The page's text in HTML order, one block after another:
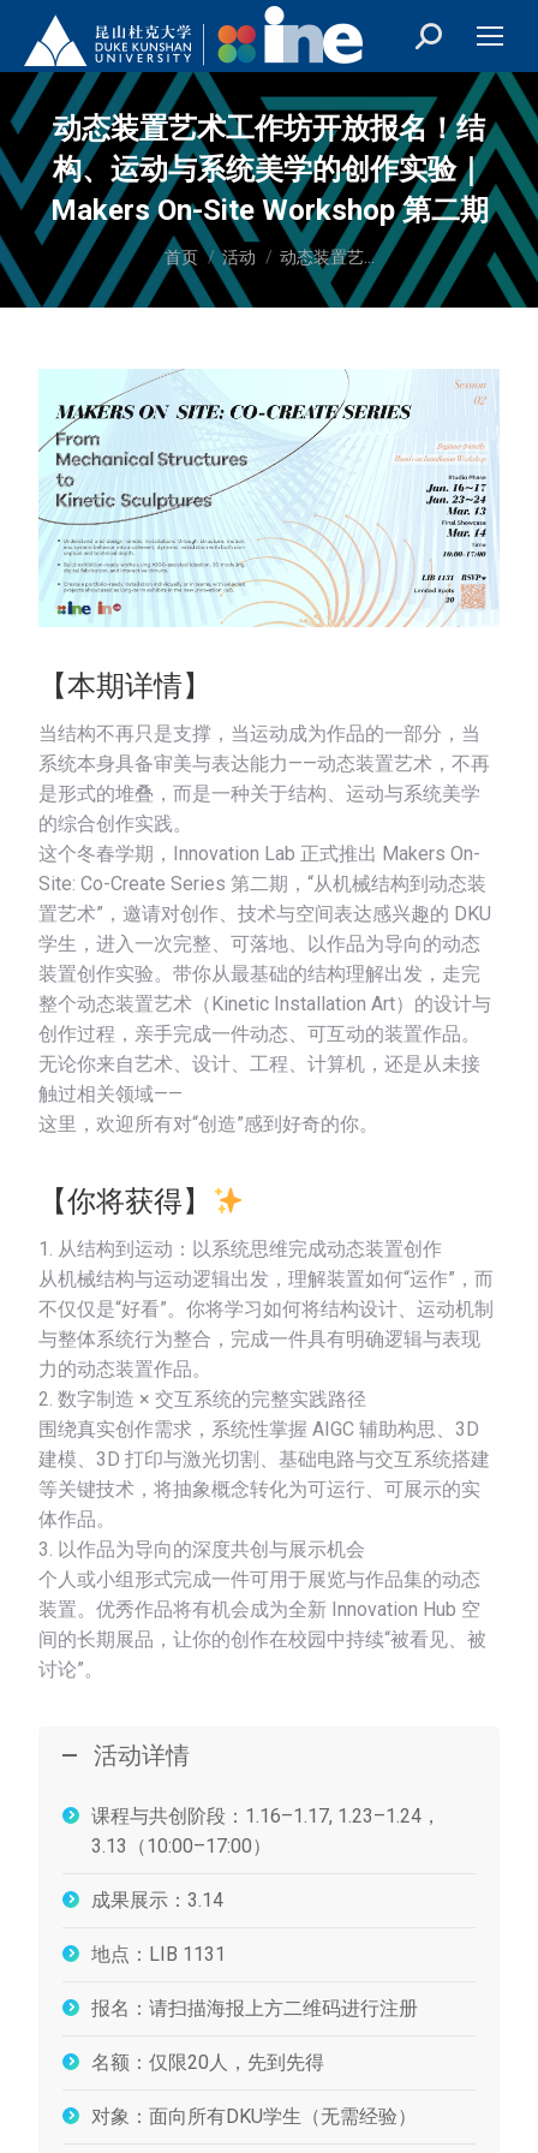
动态装置艺术工作坊开放报名！结
构、运动与系统美学的创作实验｜
Makers On-Site Workshop 第二期
您在这里：
首页 活动 动态装置艺…
【本期详情】
当结构不再只是支撑，当运动成为作品的一部分，当
系统本身具备审美与表达能力——动态装置艺术，不再
是形式的堆叠，而是一种关于结构、运动与系统美学
的综合创作实践。
这个冬春学期，Innovation Lab 正式推出 Makers On-
Site: Co-Create Series 第二期，“从机械结构到动态装
置艺术”，邀请对创作、技术与空间表达感兴趣的 DKU
学生，进入一次完整、可落地、以作品为导向的动态
装置创作实验。带你从最基础的结构理解出发，走完
整个动态装置艺术（Kinetic Installation Art）的设计与
创作过程，亲手完成一件动态、可互动的装置作品。
无论你来自艺术、设计、工程、计算机，还是从未接
触过相关领域——
这里，欢迎所有对“创造”感到好奇的你。
【你将获得】
1. 从结构到运动：以系统思维完成动态装置创作
从机械结构与运动逻辑出发，理解装置如何“运作”，而
不仅仅是“好看”。你将学习如何将结构设计、运动机制
与整体系统行为整合，完成一件具有明确逻辑与表现
力的动态装置作品。
2. 数字制造 × 交互系统的完整实践路径
围绕真实创作需求，系统性掌握 AIGC 辅助构思、3D
建模、3D 打印与激光切割、基础电路与交互系统搭建
等关键技术，将抽象概念转化为可运行、可展示的实
体作品。
3. 以作品为导向的深度共创与展示机会
个人或小组形式完成一件可用于展览与作品集的动态
装置。优秀作品将有机会成为全新 Innovation Hub 空
间的长期展品，让你的创作在校园中持续“被看见、被
讨论”。
活动详情
课程与共创阶段：1.16–1.17, 1.23–1.24，
3.13（10:00–17:00）
成果展示：3.14
地点：LIB 1131
报名：请扫描海报上方二维码进行注册
名额：仅限20人，先到先得
对象：面向所有DKU学生（无需经验）